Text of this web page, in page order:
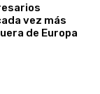
vez más
de Europa